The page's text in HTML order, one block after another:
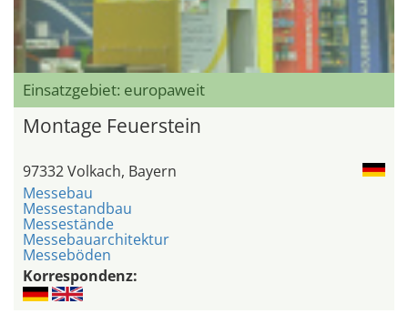
Einsatzgebiet: europaweit
Montage Feuerstein
97332 Volkach, Bayern
Messebau
Messestandbau
Messestände
Messebauarchitektur
Messeböden
Korrespondenz: